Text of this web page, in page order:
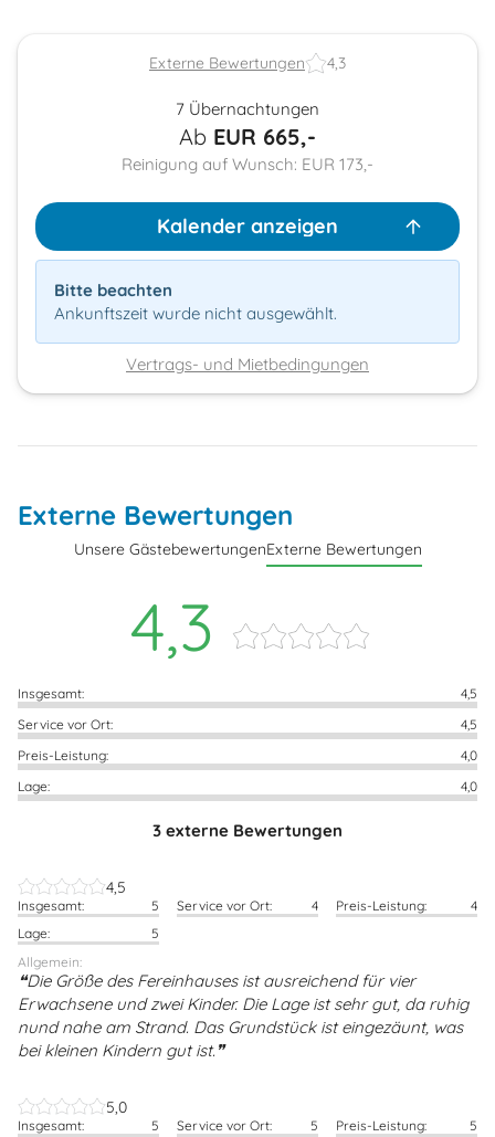
Externe Bewertungen 4,3
7 Übernachtungen
Ab EUR 665,-
Reinigung auf Wunsch: EUR 173,-
Kalender anzeigen
Bitte beachten
Ankunftszeit wurde nicht ausgewählt.
Vertrags- und Mietbedingungen
Externe Bewertungen
Unsere GästebewertungenExterne Bewertungen
4,3
Insgesamt:
4,5
Service vor Ort:
4,5
Preis-Leistung:
4,0
Lage:
4,0
3 externe Bewertungen
4,5
Insgesamt: 5 Service vor Ort: 4 Preis-Leistung:
4
Lage:
5
Allgemein:
Die Größe des Fereinhauses ist ausreichend für vier
Erwachsene und zwei Kinder. Die Lage ist sehr gut, da ruhig
nund nahe am Strand. Das Grundstück ist eingezäunt, was
bei kleinen Kindern gut ist.
5,0
Insgesamt: 5 Service vor Ort: 5 Preis-Leistung:
5